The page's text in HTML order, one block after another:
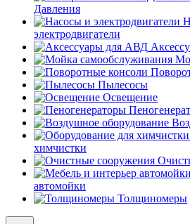
Давления
электродвигатели
Пылесосы
Освещение
химчистки
автомойки
Толщиномеры